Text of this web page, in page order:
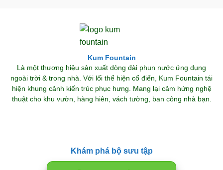
Kum Fountain
Là một thương hiệu sản xuất dòng đài phun nước ứng dụng
ngoài trời & trong nhà. Với lối thể hiện cổ điển, Kum Fountain tái
hiện khung cảnh kiến trúc phục hưng. Mang lại cảm hứng nghệ
thuật cho khu vườn, hàng hiên, vách tường, ban công nhà bạn.
Khám phá bộ sưu tập